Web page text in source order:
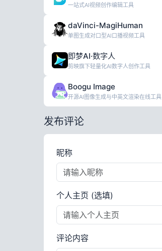
一站式AI视频创作编辑工具
daVinci-MagiHuman
单图生成对口型AI口播视频工具
即梦AI·数字人
剪映旗下轻量化AI数字人创作工具
Boogu Image
开源AI图像生成与中英文渲染在线工具
发布评论
昵称
个人主页 (选填)
评论内容